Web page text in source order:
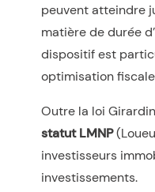
peuvent atteindre
matière de durée
dispositif est
optimisation
Outre la loi
statut LMNP
investisseurs
investissements.